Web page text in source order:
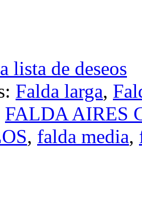
lista de deseos
Falda larga,
FALDA AIRES
, falda media,